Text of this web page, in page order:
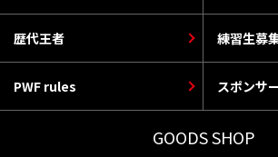
PWF rules
歴代王者
スポンサ
練習生募
GOODS SHOP